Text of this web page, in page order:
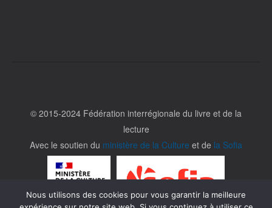
© 2015-2024 Fédération interrégionale du livre et de la
lecture
Avec le soutien du ministère de la Culture et de la Sofia
Nous utilisons des cookies pour vous garantir la meilleure